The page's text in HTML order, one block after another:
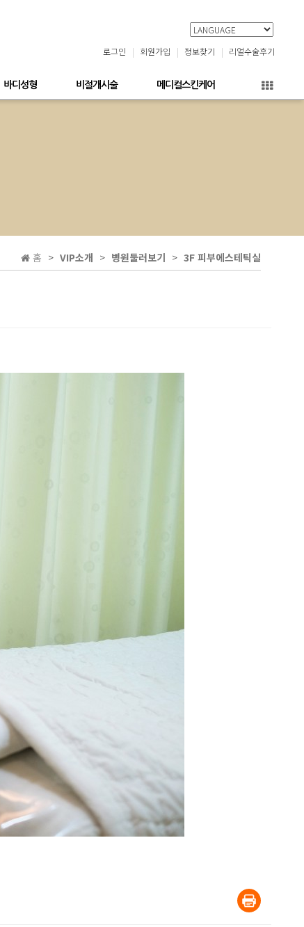
로그인 회원가입 정보찾기 리얼수술후기
바디성형 비절개시술 메디컬스킨케어
홈 VIP소개 병원둘러보기 3F 피부에스테틱실